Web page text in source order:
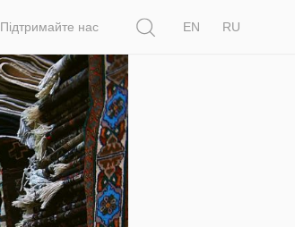
Підтримайте нас
EN
RU